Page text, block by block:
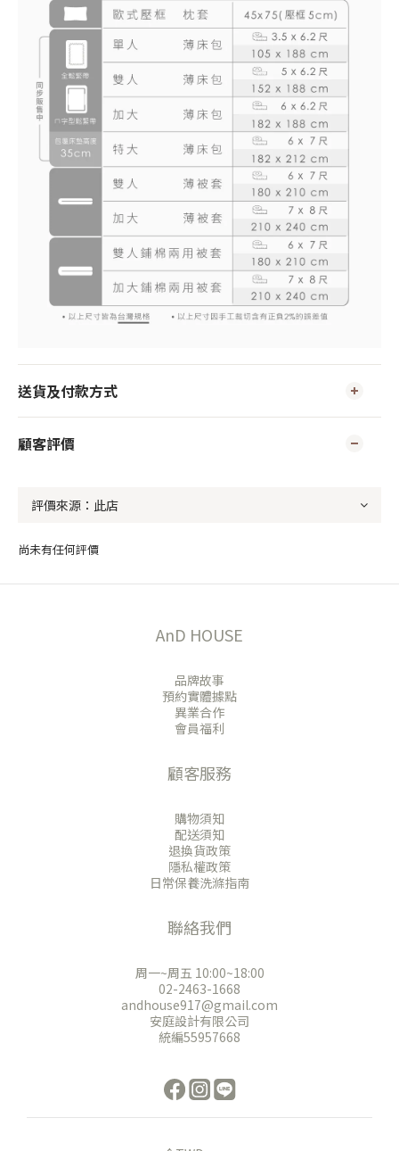
送貨及付款方式
顧客評價
尚未有任何評價
AnD HOUSE
品牌故事
預約實體據點
異業合作
會員福利
顧客服務
購物須知
配送須知
退換貨政策
隱私權政策
日常保養洗滌指南
聯絡我們
周一~周五 10:00~18:00
02-2463-1668
andhouse917@gmail.com
安庭設計有限公司
統編55957668